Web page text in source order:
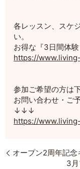
各レッスン、スケ
い。
お得な『3日間体験
https://
参加ご希望の方は
お問い合わせ・ご
↓↓↓
https://
オープン2周年記念
3